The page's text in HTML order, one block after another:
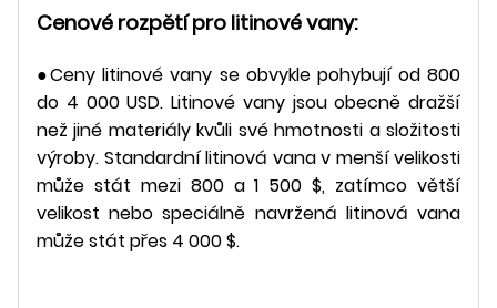
Cenové rozpětí pro litinové vany:
●Ceny litinové vany se obvykle pohybují od 800
do 4 000 USD. Litinové vany jsou obecně dražší
než jiné materiály kvůli své hmotnosti a složitosti
výroby. Standardní litinová vana v menší velikosti
může stát mezi 800 a 1 500 $, zatímco větší
velikost nebo speciálně navržená litinová vana
může stát přes 4 000 $.